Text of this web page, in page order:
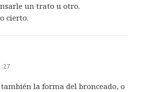
un trato u otro.
cierto.
la forma del bronceado, o